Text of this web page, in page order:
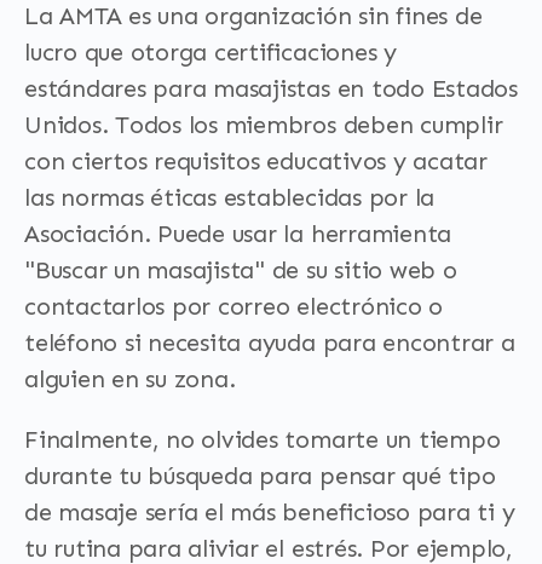
La AMTA es una organización sin fines de
lucro que otorga certificaciones y
estándares para masajistas en todo Estados
Unidos. Todos los miembros deben cumplir
con ciertos requisitos educativos y acatar
las normas éticas establecidas por la
Asociación. Puede usar la herramienta
"Buscar un masajista" de su sitio web o
contactarlos por correo electrónico o
teléfono si necesita ayuda para encontrar a
alguien en su zona.
Finalmente, no olvides tomarte un tiempo
durante tu búsqueda para pensar qué tipo
de masaje sería el más beneficioso para ti y
tu rutina para aliviar el estrés. Por ejemplo,